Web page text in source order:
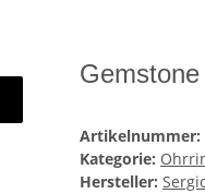
Artikelnummer:
Kategorie:
Hersteller: